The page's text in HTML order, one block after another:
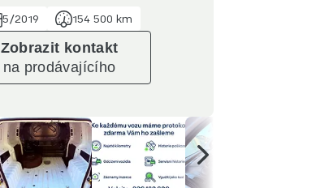
5/2019 154 500 km
Zobrazit kontakt
na prodávajícího